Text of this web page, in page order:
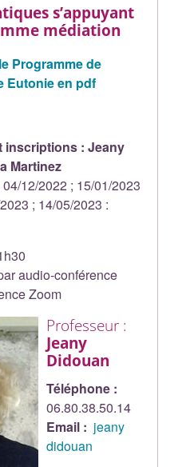
s’appuyant
médiation
le Programme de
Eutonie en pdf
inscriptions : Jeany
Martinez
12/2022 ; 15/01/2023
; 14/05/2023 :
audio-conférence
Zoom
Professeur :
Jeany
Didouan
Téléphone :
06.80.38.50.14
Email : jeany
didouan